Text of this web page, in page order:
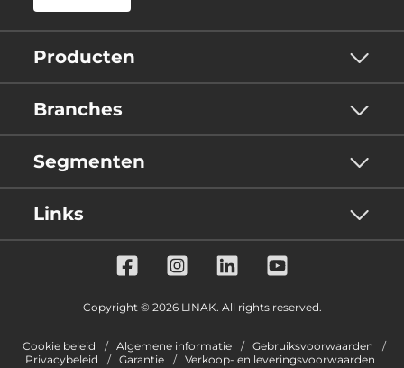
Producten
Branches
Segmenten
Links
Copyright © 2026 LINAK. All rights reserved.
Cookie beleid Algemene informatie
Gebruiksvoorwaarden
Privacybeleid
Garantie Verkoop- en leveringsvoorwaarden